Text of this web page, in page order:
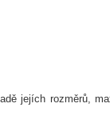
jejích rozměrů,